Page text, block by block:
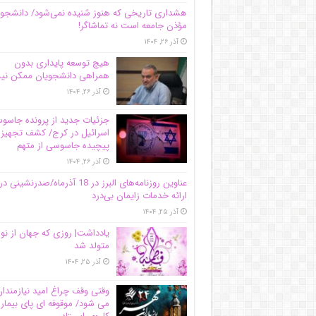
هشداری تاریخی که هنوز شنیده نمی‌شود/ دانشجو
مؤذن جامعه است نه تماشاگر!
آذر ۲۶, ۱۴۰۴
هیچ توسعه پایداری بدون
همراهی دانشجویان ممکن
آذر ۲۶, ۱۴۰۴
جزئیات جدید از پرونده
اسرائیل در کرج/‌ کشف
پیچیده جاسوسی از متهم
آذر ۲۶, ۱۴۰۴
عناوین روزنامه‌های البرز در ‌18 آذرماه/صدرنشینی در
ارائه خدمات زایمان بی‌درد
آذر ۲۵, ۱۴۰۴
یادداشت| روزی که جهان از نو
متولد شد
آذر ۲۵, ۱۴۰۴
وقتی وقف چراغ امید
می شود/ موقوفه ای پای